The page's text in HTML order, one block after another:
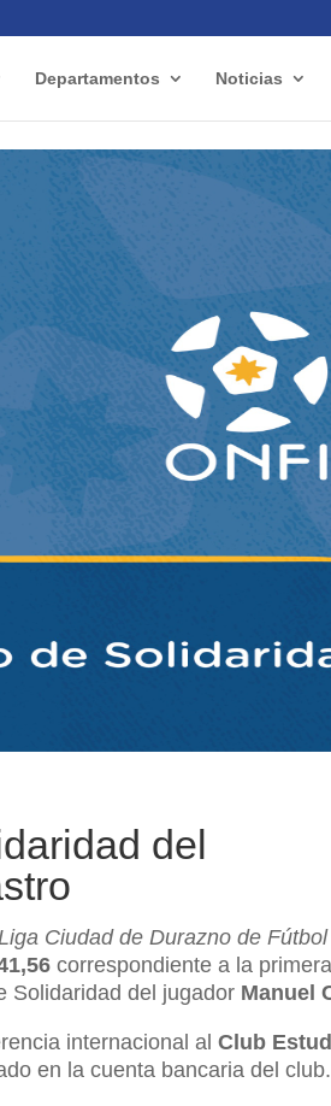
Departamentos Noticias
del
Ciudad de Durazno de Fútbol
correspondiente a la
Solidaridad del jugador Manuel
internacional al Club
en la cuenta bancaria del club.